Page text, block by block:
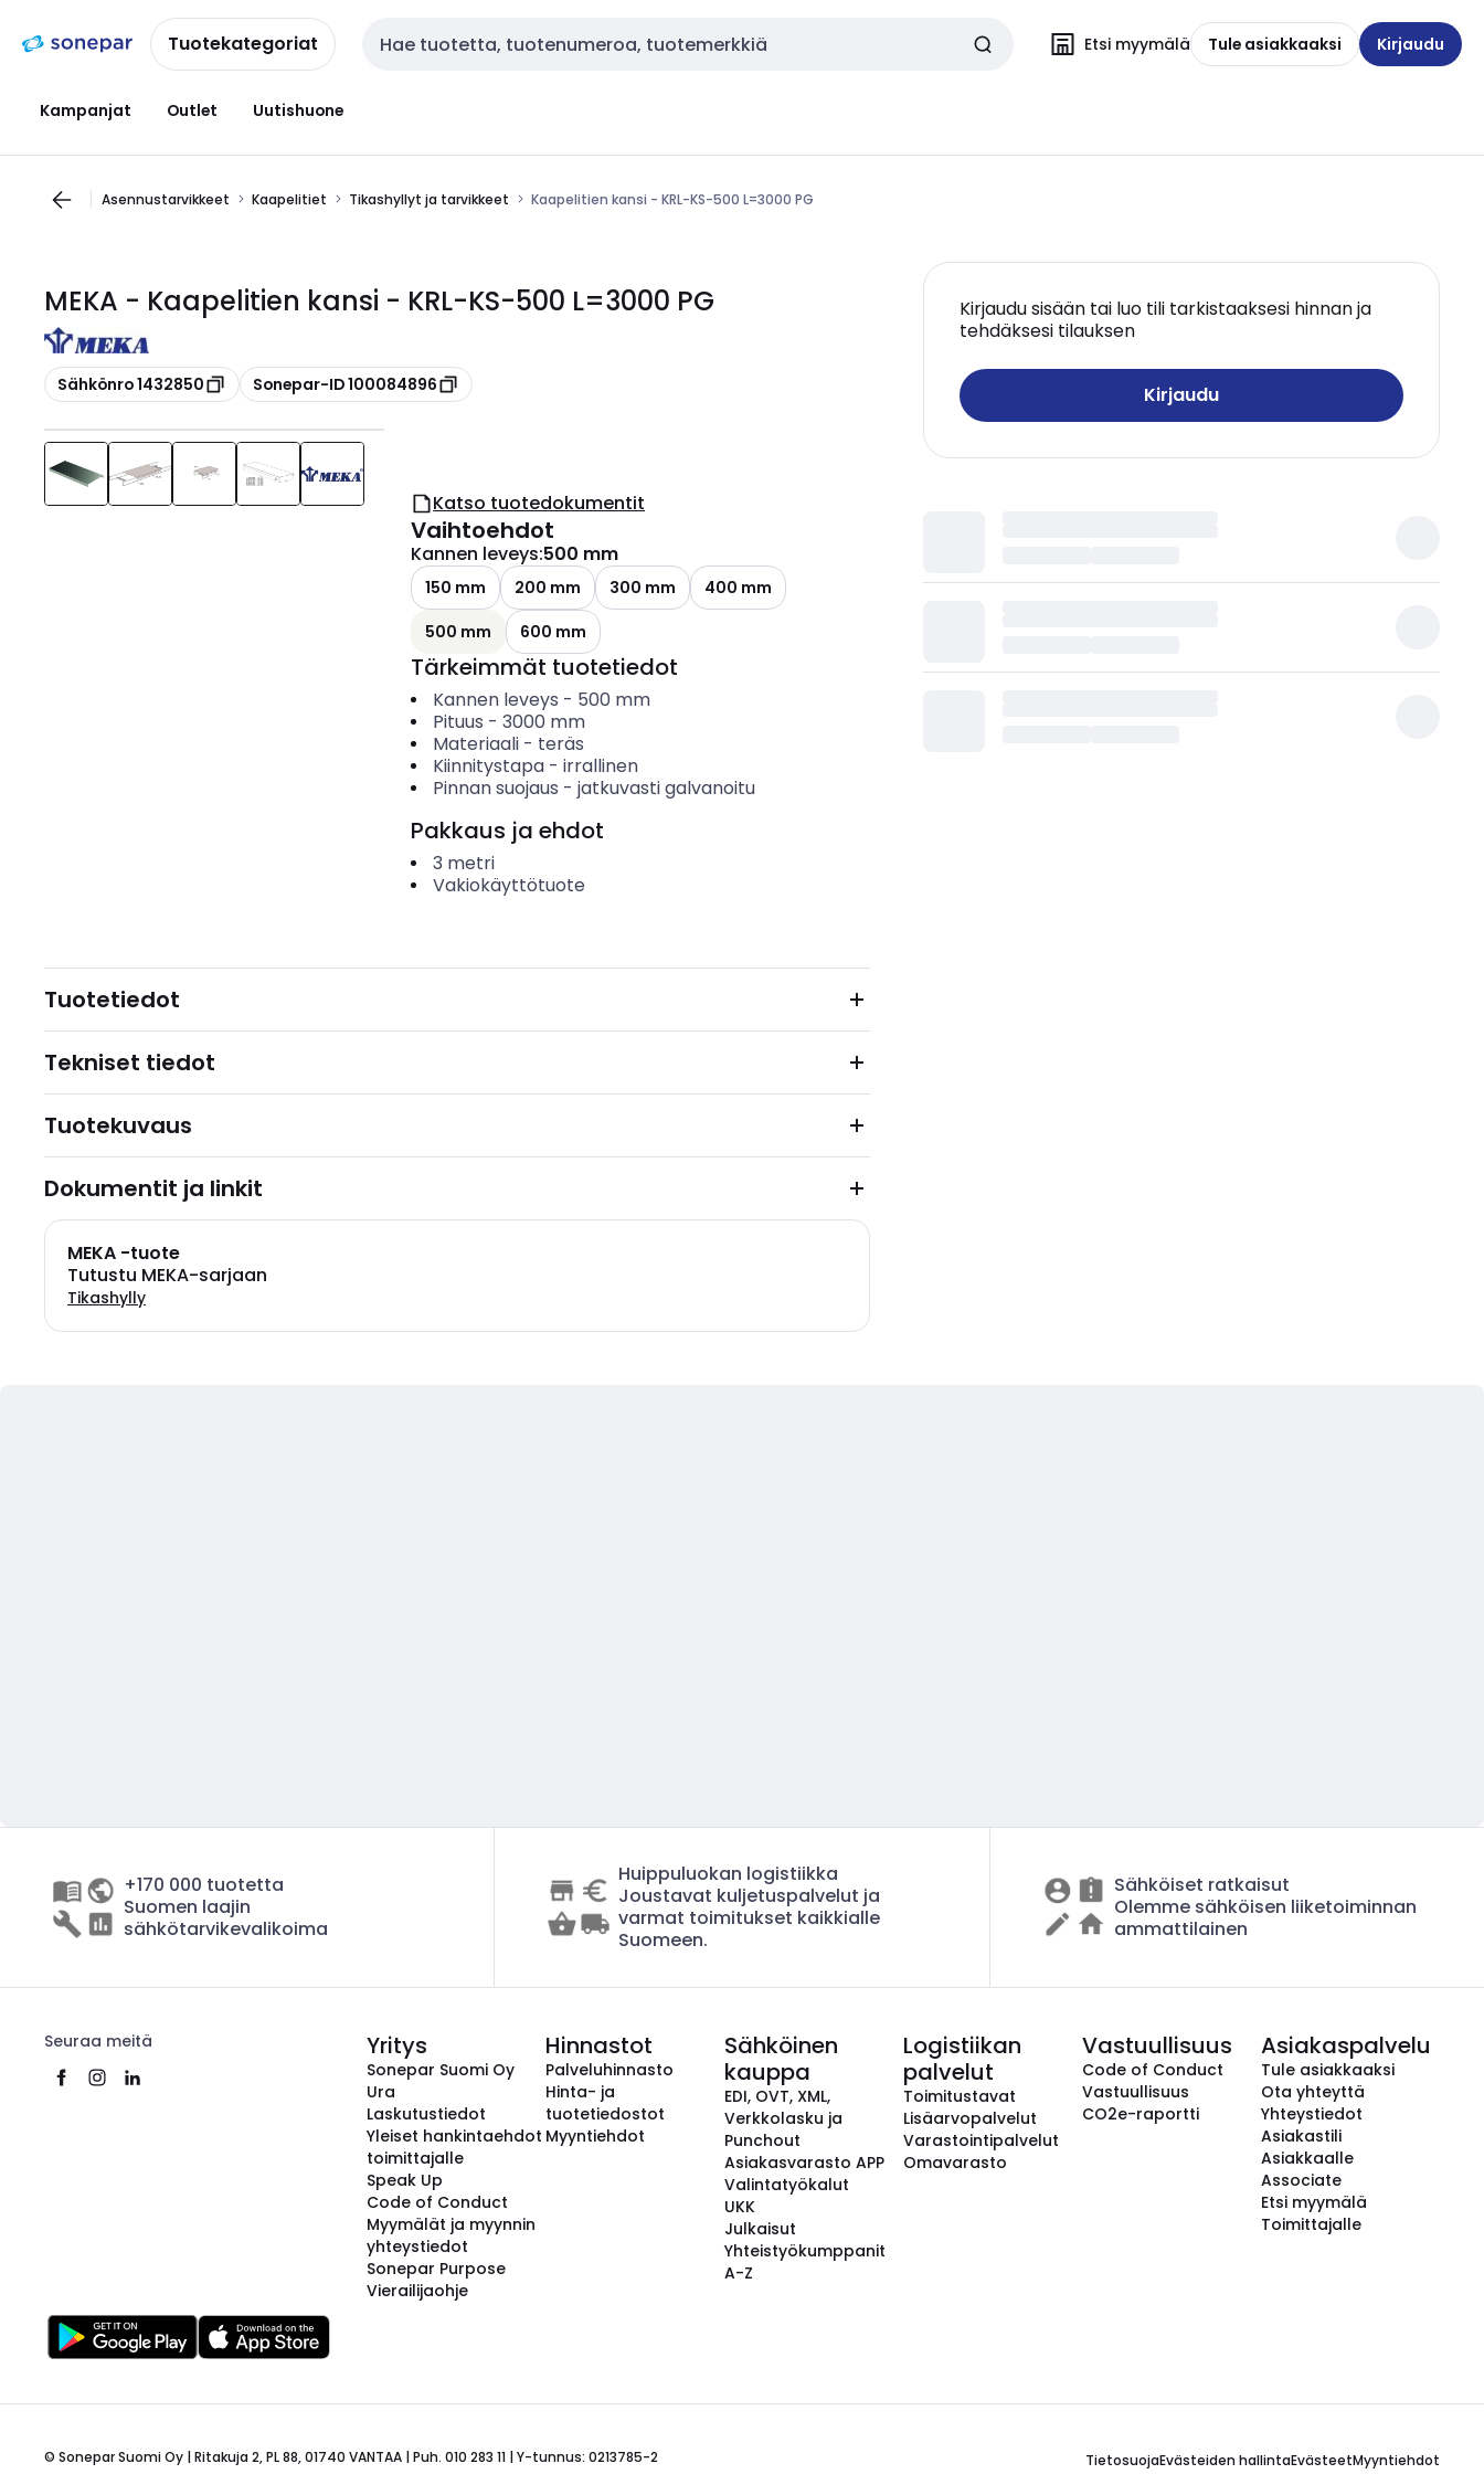
navigointiinsisältöönTuotekategoriat Haku Etsi myymälä Tule asiakkaaksi Kirjaudu
Kampanjat Outlet Uutishuone
Asennustarvikkeet Kaapelitiet Tikashyllyt ja tarvikkeet Kaapelitien kansi - KRL-KS-500 L=3000 PG
MEKA - Kaapelitien kansi - KRL-KS-500 L=3000 PG
Kopioi
Sähkönro 1432850 Kopioi
Sonepar-ID 100084896
Kirjaudu sisään tai luo tili tarkistaaksesi hinnan ja
tehdäksesi tilauksen
Kirjaudu
Katso tuotedokumentit
Vaihtoehdot
Kannen leveys:500 mm
150 mm 200 mm 300 mm
400 mm
500 mm
600 mm
Tärkeimmät tuotetiedot
Kannen leveys - 500 mm
Pituus - 3000 mm
Materiaali- teräs
Kiinnitystapa- irrallinen
Pinnan suojaus - jatkuvasti galvanoitu
Pakkaus ja ehdot
3 metri
Vakiokäyttötuote
Tuotetiedot
Tekniset tiedot
Tuotekuvaus
Dokumentit ja linkit
MEKA -tuote
Tutustu MEKA-sarjaan
Tikashylly
+170 000 tuotetta
Suomen laajin
sähkötarvikevalikoima
Huippuluokan logistiikka
Joustavat kuljetuspalvelut ja
varmat toimitukset kaikkialle
Suomeen.
Sähköiset ratkaisut
Olemme sähköisen liiketoiminnan
ammattilainen
Seuraa meitä Yritys
Sonepar Suomi Oy
Ura
Laskutustiedot
Yleiset hankintaehdot
toimittajalle
Speak Up
Code of Conduct
Myymälät ja myynnin
yhteystiedot
Sonepar Purpose
Vierailijaohje
Hinnastot
Palveluhinnasto
Hinta- ja
tuotetiedostot
Myyntiehdot
Sähköinen
kauppa
EDI, OVT, XML,
Verkkolasku ja
Punchout
Asiakasvarasto APP
Valintatyökalut
UKK
Julkaisut
Yhteistyökumppanit
A-Z
Logistiikan
palvelut
Toimitustavat
Lisäarvopalvelut
Varastointipalvelut
Omavarasto
Vastuullisuus
Code of Conduct
Vastuullisuus
CO2e-raportti
Asiakaspalvelu
Tule asiakkaaksi
Ota yhteyttä
Yhteystiedot
Asiakastili
Asiakkaalle
Associate
Etsi myymälä
Toimittajalle
© Sonepar Suomi Oy | Ritakuja 2, PL 88, 01740 VANTAA | Puh. 010 283 11 | Y-tunnus: 0213785-2 TietosuojaEvästeiden hallintaEvästeetMyyntiehdot